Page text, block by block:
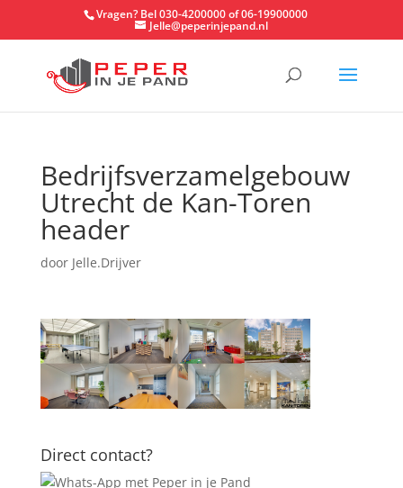
Vragen? Bel 030-4200000 of 06-19900000
Jelle@peperinjepand.nl
Bedrijfsverzamelgebouw
Utrecht de Kan-Toren
header
door Jelle.Drijver
Direct contact?